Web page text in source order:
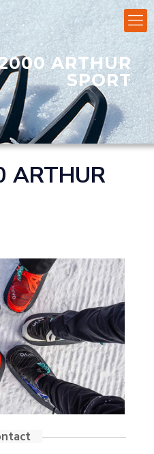
ARTHUR
SPORT
ARTHUR